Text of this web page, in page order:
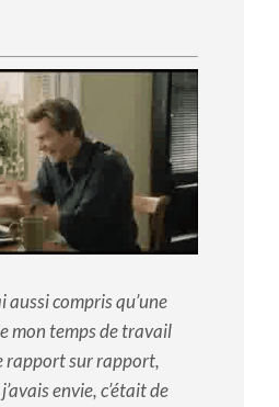
aussi compris qu’une
mon temps de travail
rapport sur rapport,
envie, c’était de